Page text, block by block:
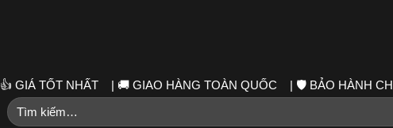
👍 GIÁ TỐT NHẤT | 🚚 GIAO HÀNG TOÀN QUỐC | 🛡️ BẢO HÀNH
Tìm
kiếm: